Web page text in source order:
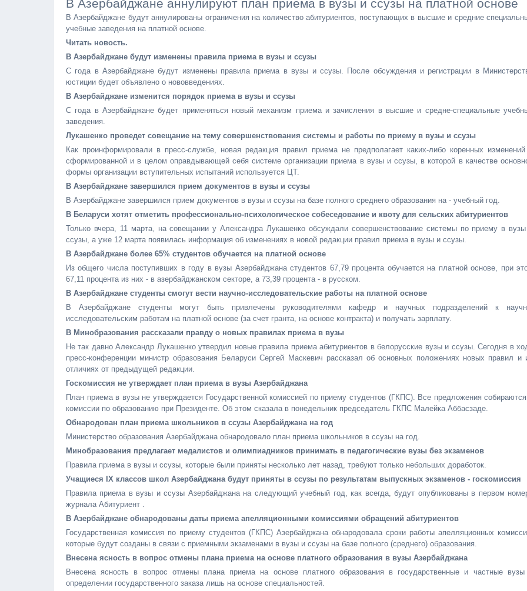
В Азербайджане аннулируют план приема в вузы и ссузы на платной основе
В Азербайджане будут аннулированы ограничения на количество абитуриентов, поступающих в высшие и средние
учебные заведения на платной основе.
Читать новость.
В Азербайджане будут изменены правила приема в вузы и ссузы
С года в Азербайджане будут изменены правила приема в вузы и ссузы. После обсуждения и регистрации в
юстиции будет объявлено о нововведениях.
В Азербайджане изменится порядок приема в вузы и ссузы
С года в Азербайджане будет применяться новый механизм приема и зачисления в высшие и средне-специальные
заведения.
Лукашенко проведет совещание на тему совершенствования системы и работы по приему в вузы и ссузы
Как проинформировали в пресс-службе, новая редакция правил приема не предполагает каких-либо коренных
сформированной и в целом оправдывающей себя системе организации приема в вузы и ссузы, в которой в качестве
формы организации вступительных испытаний используется ЦТ.
В Азербайджане завершился прием документов в вузы и ссузы
В Азербайджане завершился прием документов в вузы и ссузы на базе полного среднего образования на - учебный год.
В Беларуси хотят отметить профессионально-психологическое собеседование и квоту для сельских абитуриентов
Только вчера, 11 марта, на совещании у Александра Лукашенко обсуждали совершенствование системы по приему в
ссузы, а уже 12 марта появилась информация об изменениях в новой редакции правил приема в вузы и ссузы.
В Азербайджане более 65% студентов обучается на платной основе
Из общего числа поступивших в году в вузы Азербайджана студентов 67,79 процента обучается на платной основе, при
67,11 процента из них - в азербайджанском секторе, а 73,39 процента - в русском.
В Азербайджане студенты смогут вести научно-исследовательские работы на платной основе
В Азербайджане студенты могут быть привлечены руководителями кафедр и научных подразделений к
исследовательским работам на платной основе (за счет гранта, на основе контракта) и получать зарплату.
В Минобразования рассказали правду о новых правилах приема в вузы
Не так давно Александр Лукашенко утвердил новые правила приема абитуриентов в белорусские вузы и ссузы. Сегодня в
пресс-конференции министр образования Беларуси Сергей Маскевич рассказал об основных положениях новых правил и
отличиях от предыдущей редакции.
Госкомиссия не утверждает план приема в вузы Азербайджана
План приема в вузы не утверждается Государственной комиссией по приему студентов (ГКПС). Все предложения
комиссии по образованию при Президенте. Об этом сказала в понедельник председатель ГКПС Малейка Аббасзаде.
Обнародован план приема школьников в ссузы Азербайджана на год
Министерство образования Азербайджана обнародовало план приема школьников в ссузы на год.
Минобразования предлагает медалистов и олимпиадников принимать в педагогические вузы без экзаменов
Правила приема в вузы и ссузы, которые были приняты несколько лет назад, требуют только небольших доработок.
Учащиеся IX классов школ Азербайджана будут приняты в ссузы по результатам выпускных экзаменов - госкомиссия
Правила приема в вузы и ссузы Азербайджана на следующий учебный год, как всегда, будут опубликованы в первом
журнала Абитуриент .
В Азербайджане обнародованы даты приема апелляционными комиссиями обращений абитуриентов
Государственная комиссия по приему студентов (ГКПС) Азербайджана обнародовала сроки работы апелляционных
которые будут созданы в связи с приемными экзаменами в вузы и ссузы на базе полного (среднего) образования.
Внесена ясность в вопрос отмены плана приема на основе платного образования в вузы Азербайджана
Внесена ясность в вопрос отмены плана приема на основе платного образования в государственные и частные
определении государственного заказа лишь на основе специальностей.